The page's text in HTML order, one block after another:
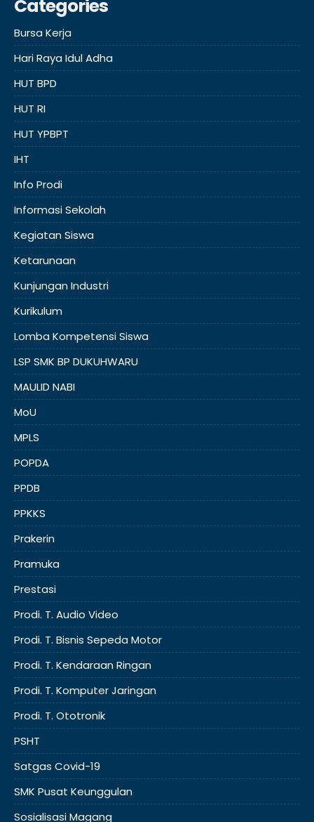
Categories
Bursa Kerja
Hari Raya Idul Adha
HUT BPD
HUT RI
HUT YPBPT
IHT
Info Prodi
Informasi Sekolah
Kegiatan Siswa
Ketarunaan
Kunjungan Industri
Kurikulum
Lomba Kompetensi Siswa
LSP SMK BP DUKUHWARU
MAULID NABI
MoU
MPLS
POPDA
PPDB
PPKKS
Prakerin
Pramuka
Prestasi
Prodi. T. Audio Video
Prodi. T. Bisnis Sepeda Motor
Prodi. T. Kendaraan Ringan
Prodi. T. Komputer Jaringan
Prodi. T. Ototronik
PSHT
Satgas Covid-19
SMK Pusat Keunggulan
Sosialisasi Magang